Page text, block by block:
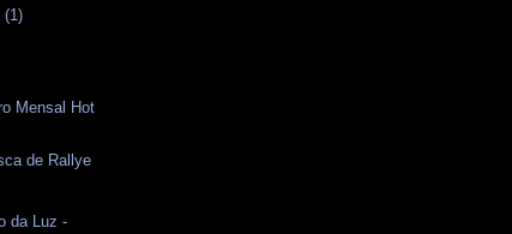
(1)
Mensal Hot
de Rallye
da Luz -